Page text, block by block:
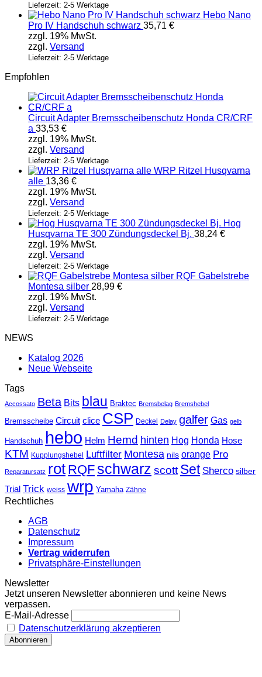
Lieferzeit: 2-5 Werktage
Hebo Nano
Pro IV Handschuh schwarz 35,71 €
zzgl. 19% MwSt.
zzgl. Versand
Lieferzeit: 2-5 Werktage
Empfohlen
Circuit Adapter Bremsscheibenschutz Honda CR/CRF
a 33,53 €
zzgl. 19% MwSt.
zzgl. Versand
Lieferzeit: 2-5 Werktage
WRP Ritzel Husqvarna
alle 13,36 €
zzgl. 19% MwSt.
zzgl. Versand
Lieferzeit: 2-5 Werktage
Hog
Husqvarna TE 300 Zündungsdeckel Bj. 38,24 €
zzgl. 19% MwSt.
zzgl. Versand
Lieferzeit: 2-5 Werktage
RQF Gabelstrebe
Montesa silber 28,99 €
zzgl. 19% MwSt.
zzgl. Versand
Lieferzeit: 2-5 Werktage
NEWS
Katalog 2026
Neue Webseite
Tags
Accossato Beta Bits blau Braktec Bremsbelag Bremshebel
Bremsscheibe Circuit clice CSP Deckel Delay galfer Gas gelb
Handschuh hebo Helm Hemd hinten Hog Honda Hose
KTM Kupplungshebel Luftfilter Montesa nils orange Pro
Reparatursatz rot RQF schwarz scott Set Sherco silber
Trial Trick weiss wrp Yamaha Zähne
Rechtliches
AGB
Datenschutz
Impressum
Vertrag widerrufen
Privatsphäre-Einstellungen
Newsletter
Jetzt unseren Newsletter abonnieren und keine News
verpassen.
E-Mail-Adresse
Datenschutzerklärung akzeptieren